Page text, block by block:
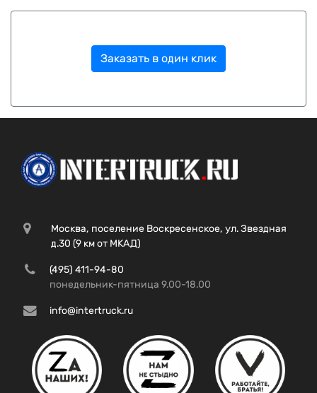
Заказать в один клик
Москва, поселение Воскресенское, ул. Звездная
д.30 (9 км от МКАД)
(495) 411-94-80
понедельник-пятница 9.00-18.00
info@intertruck.ru